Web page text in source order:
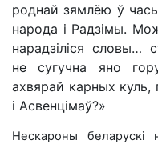
роднай зямлёю ў
народа і Радзімы.
нарадзіліся словы…
не сугучна яно
ахвярай карных
і Асвенцімаў?»
Нескароны беларускі